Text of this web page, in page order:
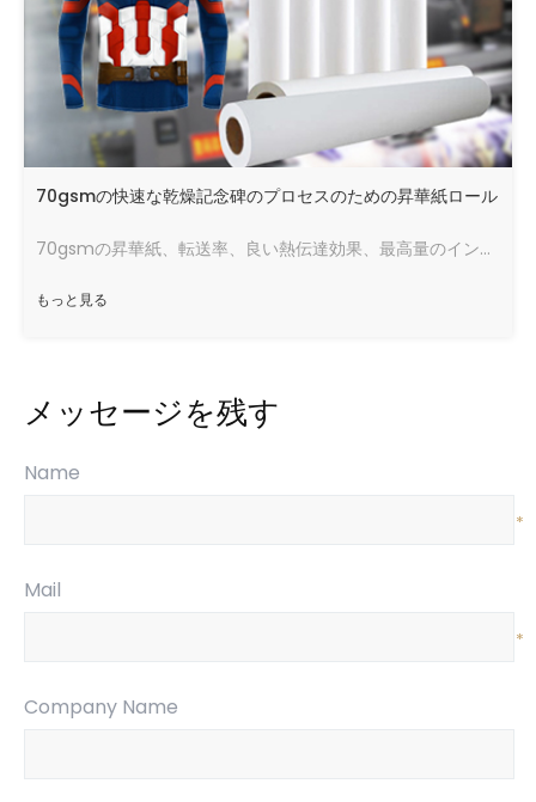
70gsmの快速な乾燥記念碑のプロセスのための昇華紙ロール
70gsmの昇華紙、転送率、良い熱伝達効果、最高量のインク、速い乾燥速度、良い状態で走ります。
もっと見る
メッセージを残す
Name
*
Mail
*
Company Name